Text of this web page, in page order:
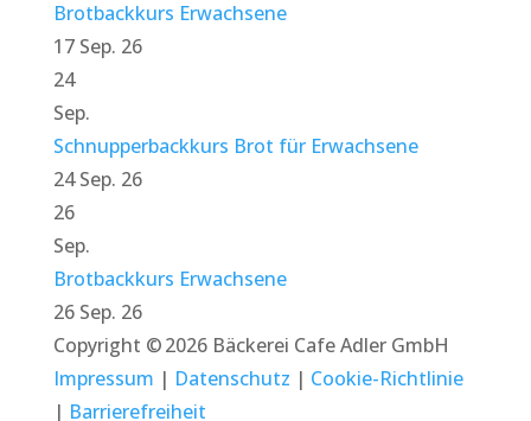
Brotbackkurs Erwachsene
17 Sep. 26
24
Sep.
Schnupperbackkurs Brot für Erwachsene
24 Sep. 26
26
Sep.
Brotbackkurs Erwachsene
26 Sep. 26
Copyright © 2026 Bäckerei Cafe Adler GmbH
Impressum | Datenschutz | Cookie-Richtlinie
| Barrierefreiheit